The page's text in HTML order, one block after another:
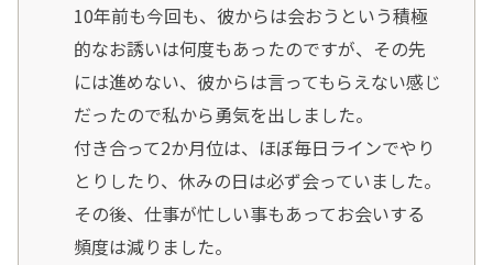
10年前も今回も、彼からは会おうという積極
的なお誘いは何度もあったのですが、その先
には進めない、彼からは言ってもらえない感じ
だったので私から勇気を出しました。
付き合って2か月位は、ほぼ毎日ラインでやり
とりしたり、休みの日は必ず会っていました。
その後、仕事が忙しい事もあってお会いする
頻度は減りました。